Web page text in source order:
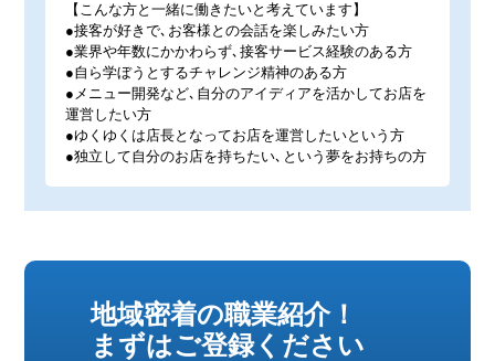
【こんな方と一緒に働きたいと考えています】
●接客が好きで､お客様との会話を楽しみたい方
●業界や年数にかかわらず､接客サービス経験のある方
●自ら学ぼうとするチャレンジ精神のある方
●メニュー開発など､自分のアイディアを活かしてお店を
運営したい方
●ゆくゆくは店長となってお店を運営したいという方
●独立して自分のお店を持ちたい､という夢をお持ちの方
地域密着の職業紹介！
まずはご登録ください